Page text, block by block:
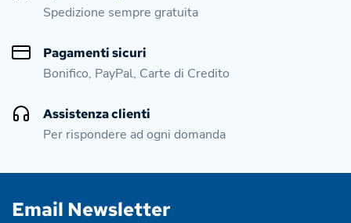
Spedizione sempre gratuita
Pagamenti sicuri
Bonifico, PayPal, Carte di Credito
Assistenza clienti
Per rispondere ad ogni domanda
Email Newsletter